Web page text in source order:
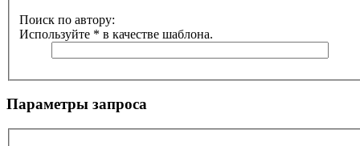
Поиск по автору:
Используйте * в качестве шаблона.
Параметры запроса